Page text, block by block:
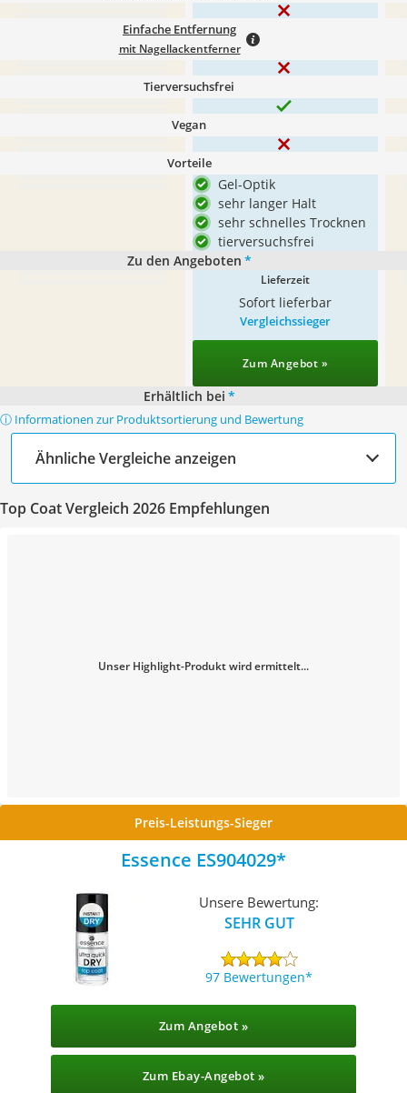
Einfache Entfernung
mit Nagellackentferner
Tierversuchsfrei
Vegan
Vorteile
Gel-Optik
sehr langer Halt
sehr schnelles Trocknen
tierversuchsfrei
Zu den Angeboten *
Lieferzeit
Sofort lieferbar
Vergleichssieger
Zum Angebot »
Erhältlich bei *
ⓘ Informationen zur Produktsortierung und Bewertung
Ähnliche Vergleiche anzeigen
Top Coat Vergleich 2026 Empfehlungen
Unser Highlight-Produkt wird ermittelt...
Preis-Leistungs-Sieger
Essence ES904029
Unsere Bewertung:
SEHR GUT
97 Bewertungen
Zum Angebot »
Zum Ebay-Angebot »